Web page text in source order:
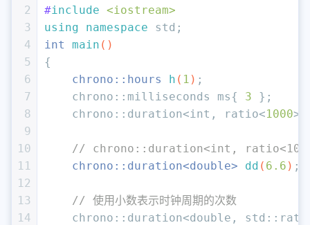
2
3
4
5
6
7
8
9
10
11
12
13
14
#include <iostream>
using
namespace std;
int
main ()
{
chrono::hours h ( 1 )
    chrono::milliseconds ms{
3
    chrono::duration<
int , ratio<1000
// chrono::duration<int,
chrono::duration<double> dd ( 6.6 )
// 使用小数表示时钟周期的次数
    chrono::duration<
double ,